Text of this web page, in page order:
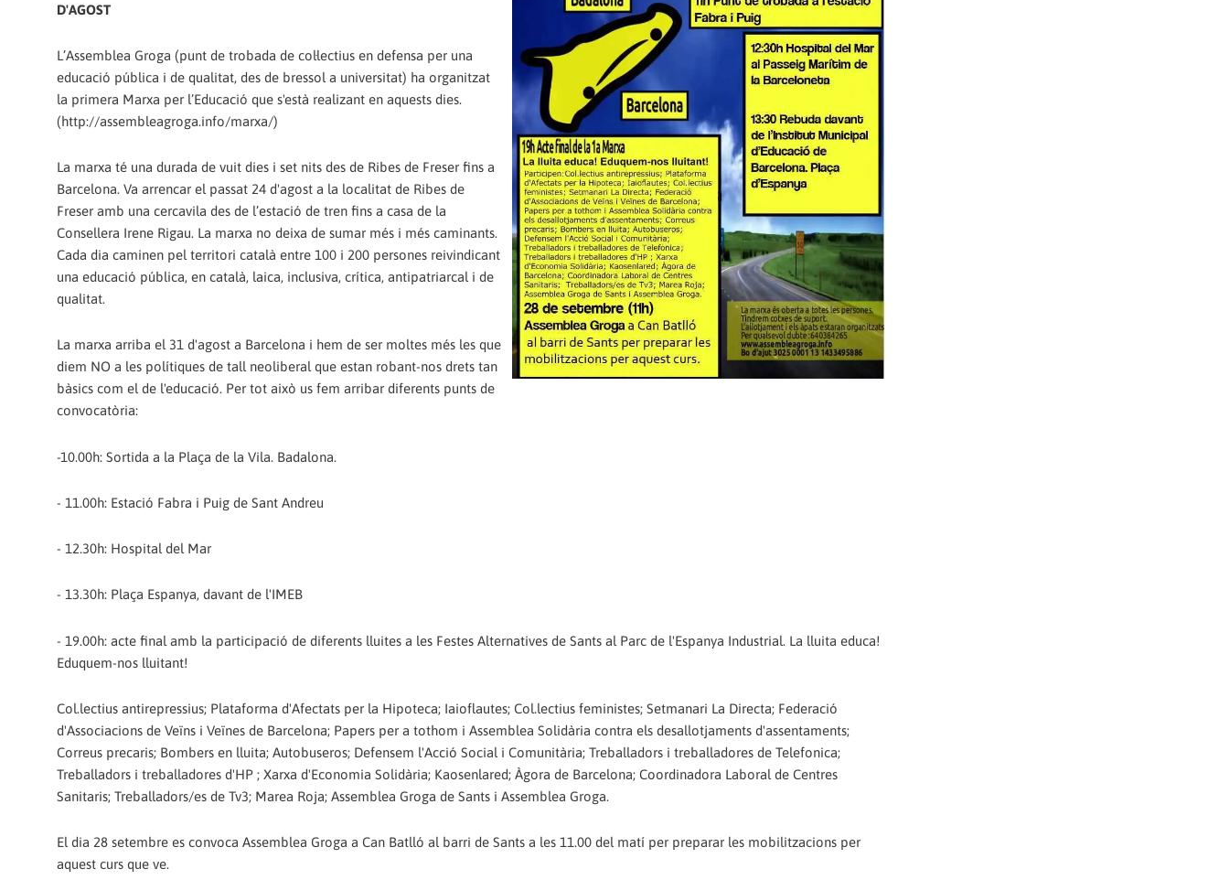
D'AGOST
L’Assemblea Groga (punt de trobada de col·lectius en defensa per una
educació pública i de qualitat, des de bressol a universitat) ha organitzat
la primera Marxa per l’Educació que s'està realizant en aquests dies.
(http://assembleagroga.info/marxa/)
La marxa té una durada de vuit dies i set nits des de Ribes de Freser fins a
Barcelona. Va arrencar el passat 24 d'agost a la localitat de Ribes de
Freser amb una cercavila des de l’estació de tren fins a casa de la
Consellera Irene Rigau. La marxa no deixa de sumar més i més caminants.
Cada dia caminen pel territori català entre 100 i 200 persones reivindicant
una educació pública, en català, laica, inclusiva, crítica, antipatriarcal i de
qualitat.
La marxa arriba el 31 d'agost a Barcelona i hem de ser moltes més les que
diem NO a les polítiques de tall neoliberal que estan robant-nos drets tan
bàsics com el de l'educació. Per tot això us fem arribar diferents punts de
convocatòria:
-10.00h: Sortida a la Plaça de la Vila. Badalona.
- 11.00h: Estació Fabra i Puig de Sant Andreu
- 12.30h: Hospital del Mar
- 13.30h: Plaça Espanya, davant de l'IMEB
- 19.00h: acte final amb la participació de diferents lluites a les Festes Alternatives de Sants al Parc de l'Espanya Industrial. La lluita educa!
Eduquem-nos lluitant!
Col.lectius antirepressius; Plataforma d'Afectats per la Hipoteca; Iaioflautes; Col.lectius feministes; Setmanari La Directa; Federació
d'Associacions de Veïns i Veïnes de Barcelona; Papers per a tothom i Assemblea Solidària contra els desallotjaments d'assentaments;
Correus precaris; Bombers en lluita; Autobuseros; Defensem l'Acció Social i Comunitària; Treballadors i treballadores de Telefonica;
Treballadors i treballadores d'HP ; Xarxa d'Economia Solidària; Kaosenlared; Àgora de Barcelona; Coordinadora Laboral de Centres
Sanitaris; Treballadors/es de Tv3; Marea Roja; Assemblea Groga de Sants i Assemblea Groga.
El dia 28 setembre es convoca Assemblea Groga a Can Batlló al barri de Sants a les 11.00 del matí per preparar les mobilitzacions per
aquest curs que ve.